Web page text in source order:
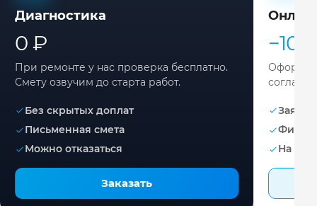
Диагностика
0 ₽
При ремонте у нас проверка бесплатно.
Смету озвучим до старта работ.
Без скрытых доплат
Письменная смета
Можно отказаться
Заказать
−10%
Заявка
На